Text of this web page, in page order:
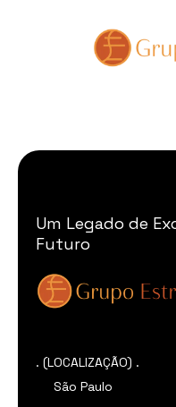
Um Legado de
Futuro
. (LOCALIZAÇÃO) .
São Paulo